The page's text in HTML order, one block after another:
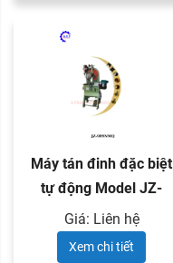
Máy tán đinh đặc biệt
tự động Model JZ-
989NM
Giá: Liên hệ
Xem chi tiết